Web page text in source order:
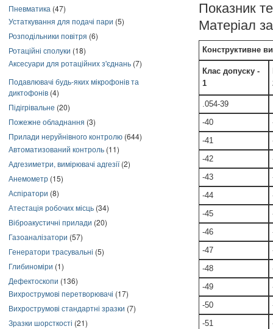
Пневматика (47)
Устаткування для подачі пари (5)
Розподільники повітря (6)
Ротаційні сполуки (18)
Аксесуари для ротаційних з'єднань (7)
Подавлювачі будь-яких мікрофонів та
диктофонів (4)
Підігрівальне (20)
Пожежне обладнання (3)
Прилади неруйнівного контролю (644)
Автоматизований контроль (11)
Адгезиметри, вимірювачі адгезії(2)
Анемометр (15)
Аспіратори (8)
Атестація робочих місць (34)
Віброакустичні прилади (20)
Газоаналізатори (57)
Генератори трасувальні (5)
Глибиноміри (1)
Дефектоскопи (136)
Вихрострумові перетворювачі (17)
Вихрострумові стандартні зразки (7)
Зразки шорсткості (21)
Показник
Матеріал
Конструктивне
Клас допуску -
1
.054-39
-40
-41
-42
-43
-44
-45
-46
-47
-48
-49
-50
-51